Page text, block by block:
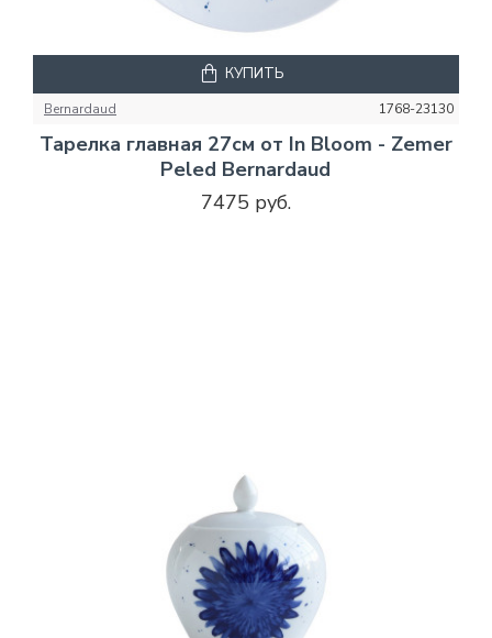
Bernardaud 1768-23130
Тарелка главная 27см от In Bloom - Zemer
Peled Bernardaud
7475 руб.
КУПИТЬ